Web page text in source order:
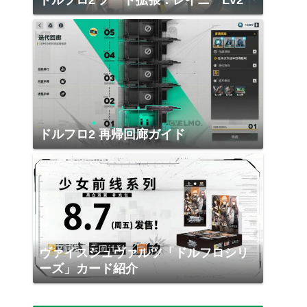
ドルフロ2 再帰回廊ガイド
ヴァイスシュヴァルツ「ドルフロシリ
ーズ」カード紹介